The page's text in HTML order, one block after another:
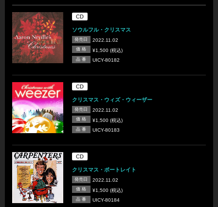
CD
ソウルフル・クリスマス
発売日 2022.11.02
価 格 ¥1,500 (税込)
品 番 UICY-80182
CD
クリスマス・ウィズ・ウィーザー
発売日 2022.11.02
価 格 ¥1,500 (税込)
品 番 UICY-80183
CD
クリスマス・ポートレイト
発売日 2022.11.02
価 格 ¥1,500 (税込)
品 番 UICY-80184